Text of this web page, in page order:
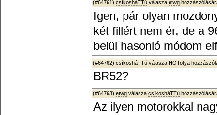
(#64761) csíkosháTTú válasza etwg
Igen, pár olyan
két fillért nem ér, de a
belül hasonló módom
(#64762) csíkosháTTú válasza HOTotya
BR52?
(#64763) etwg válasza csíkosháTTú
Az ilyen motorokkal